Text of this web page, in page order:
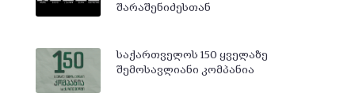
შარაშენიძესთან
საქართველოს 150 ყველაზე
შემოსავლიანი კომპანია